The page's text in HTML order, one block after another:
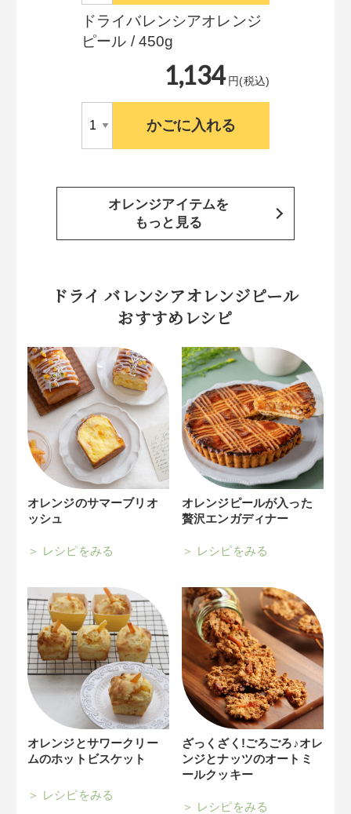
ドライバレンシアオレンジ
ピール / 450g
1,134 円(税込)
かごに入れる
オレンジアイテムを
もっと見る
ドライ バレンシアオレンジピール
おすすめレシピ
オレンジのサマーブリオ
ッシュ
レシピをみる
オレンジピールが入った
贅沢エンガディナー
レシピをみる
オレンジとサワークリー
ムのホットビスケット
レシピをみる
ざっくざく!ごろごろ♪オレ
ンジとナッツのオートミ
ールクッキー
レシピをみる